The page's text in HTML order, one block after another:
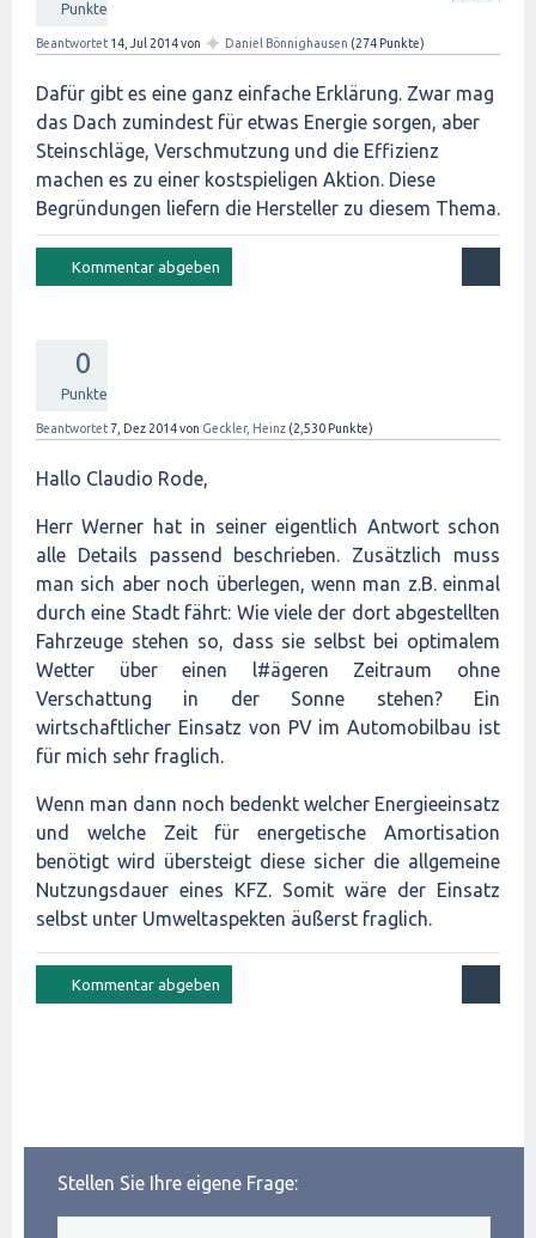
Punkte
Beantwortet 14, Jul 2014von ✦ Daniel Bönnighausen (274 Punkte)
Dafür gibt es eine ganz einfache Erklärung. Zwar mag
das Dach zumindest für etwas Energie sorgen, aber
Steinschläge, Verschmutzung und die Effizienz
machen es zu einer kostspieligen Aktion. Diese
Begründungen liefern die Hersteller zu diesem Thema.
0
Punkte
Beantwortet7, Dez 2014von Geckler, Heinz (2,530 Punkte)
Hallo Claudio Rode,
Herr Werner hat in seiner eigentlich Antwort schon
alle Details passend beschrieben. Zusätzlich muss
man sich aber noch überlegen, wenn man z.B. einmal
durch eine Stadt fährt: Wie viele der dort abgestellten
Fahrzeuge stehen so, dass sie selbst bei optimalem
Wetter über einen l#ägeren Zeitraum ohne
Verschattung in der Sonne stehen? Ein
wirtschaftlicher Einsatz von PV im Automobilbau ist
für mich sehr fraglich.
Wenn man dann noch bedenkt welcher Energieeinsatz
und welche Zeit für energetische Amortisation
benötigt wird übersteigt diese sicher die allgemeine
Nutzungsdauer eines KFZ. Somit wäre der Einsatz
selbst unter Umweltaspekten äußerst fraglich.
Stellen Sie Ihre eigene Frage: